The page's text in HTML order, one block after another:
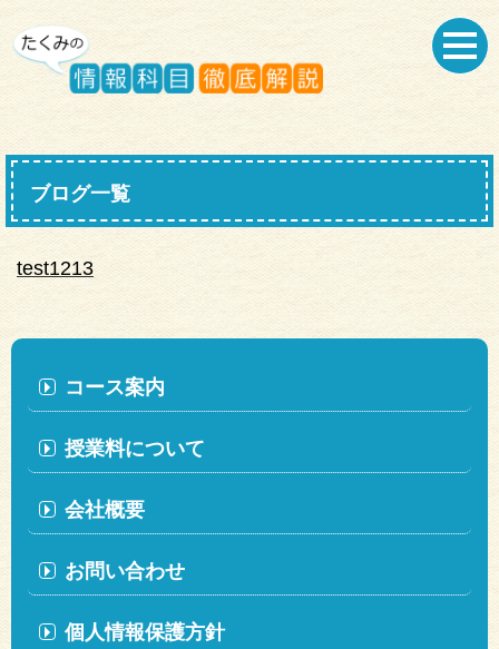
ブログ一覧
test1213
コース案内
授業料について
会社概要
お問い合わせ
個人情報保護方針